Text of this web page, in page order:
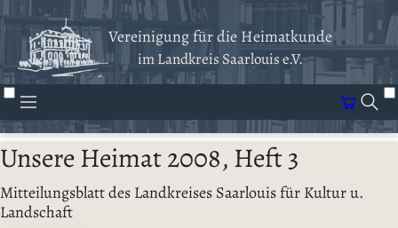
Vereinigung für die Heimatkunde
im Landkreis Saarlouis e.V.
Unsere Heimat 2008, Heft 3
Mitteilungsblatt des Landkreises Saarlouis für Kultur u.
Landschaft